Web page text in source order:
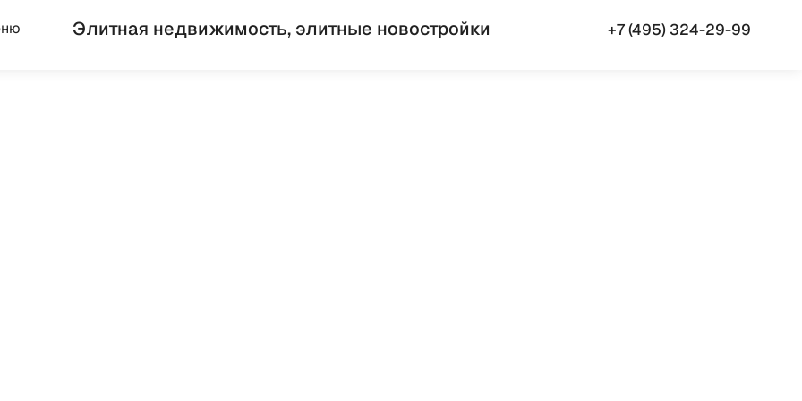
Элитная недвижимость, элитные новостройки +7 (495) 324-29-99